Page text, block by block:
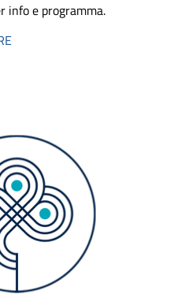
info e programma.